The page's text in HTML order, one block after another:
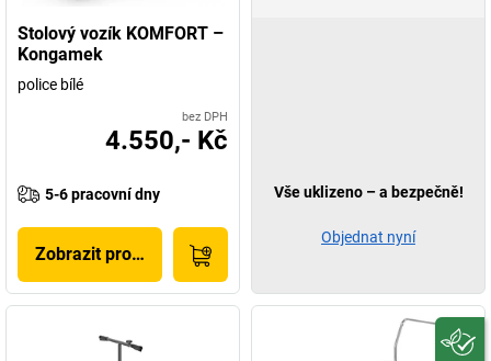
Stolový vozík KOMFORT –
Kongamek
police bílé
bez DPH
4.550,- Kč
5-6 pracovní dny
Zobrazit produkt
Vše uklizeno – a bezpečně!
Objednat nyní